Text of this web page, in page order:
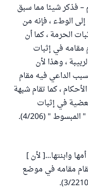
– فذكر شيئا مما سبق
الوطء ، فإنه من
الحرمة ، كما أن
مقامه في إثبات
، وهذا لأن
الداعي فيه مقام
، كما تقام شبهة
في إثبات
" (4/206).
وابنتها...[ لأن ]
مقامه في موضع